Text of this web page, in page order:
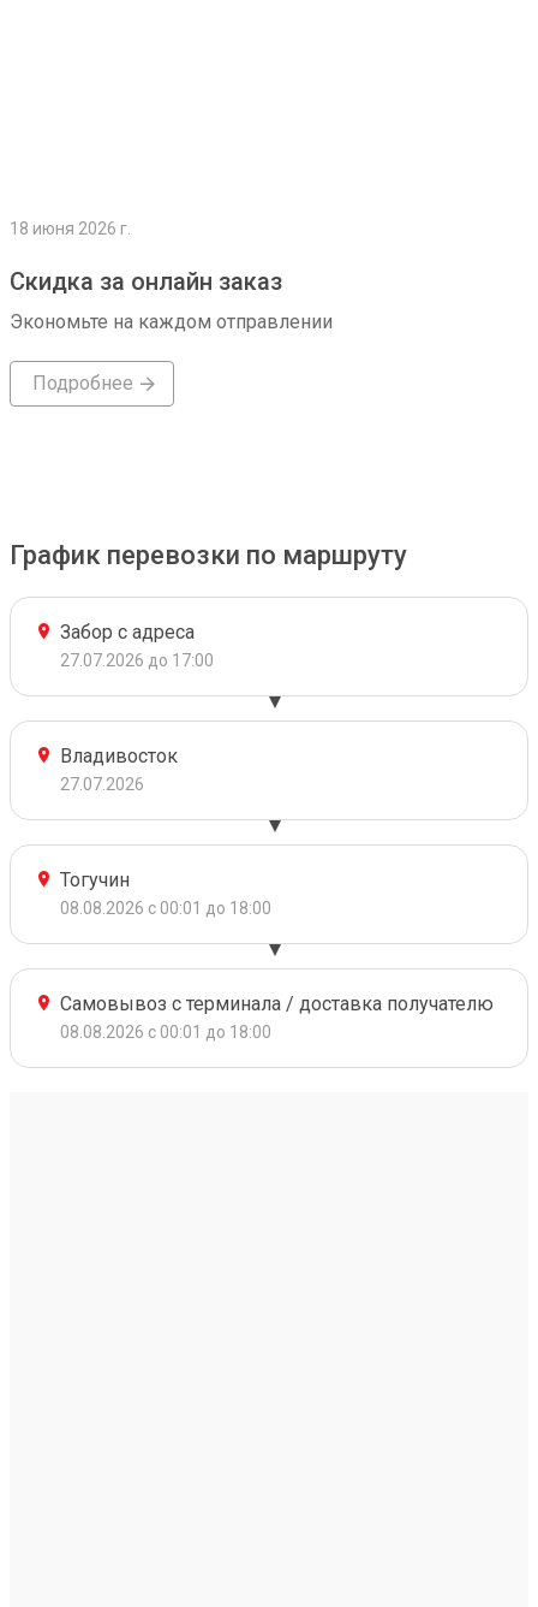
18 июня 2026 г.
Скидка за онлайн заказ
Экономьте на каждом отправлении
Подробнее
График перевозки по маршруту
Забор с адреса
27.07.2026 до 17:00
Владивосток
27.07.2026
Тогучин
08.08.2026 с 00:01 до 18:00
Самовывоз с терминала / доставка получателю
08.08.2026 с 00:01 до 18:00